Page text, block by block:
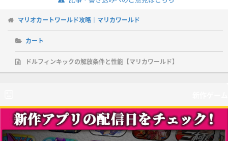
マリオカートワールド攻略｜マリカワールド
カート
ドルフィンキックの解放条件と性能【マリカワールド】